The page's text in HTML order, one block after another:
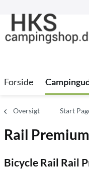
Forside
Oversigt Start
Rail
Bicycle Rail Rail